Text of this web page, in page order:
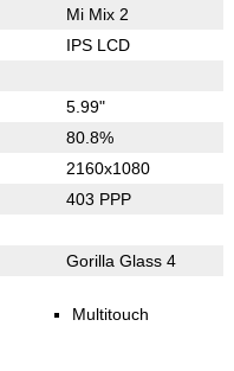
Mi Mix 2
IPS LCD
5.99"
80.8%
2160x1080
403 PPP
Gorilla Glass 4
Multitouch